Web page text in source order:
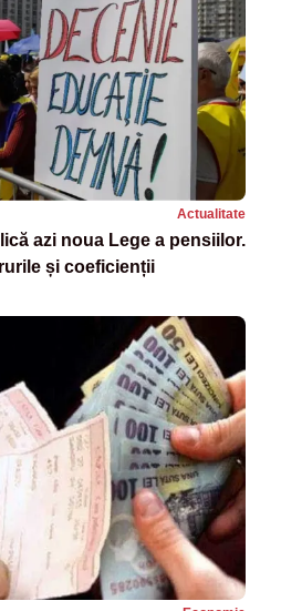
Actualitate
azi noua Lege a pensiilor.
și coeficienții